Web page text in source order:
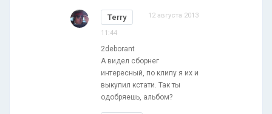
Terry 12 августа 2013
11:44
2deborant
А видел сборнег
интересный, по клипу я их и
выкупил кстати. Так ты
одобряешь, альбом?